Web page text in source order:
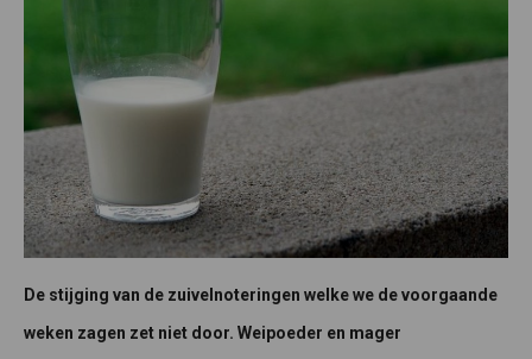
De stijging van de zuivelnoteringen welke we de voorgaande
weken zagen zet niet door. Weipoeder en mager